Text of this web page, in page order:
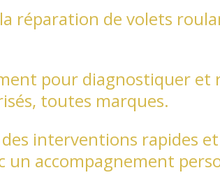
réparation de volets
pour diagnostiquer et
toutes marques.
interventions rapides
un accompagnement